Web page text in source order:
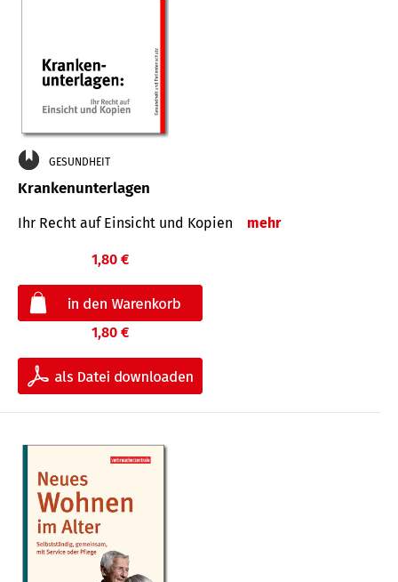
GESUNDHEIT
Krankenunterlagen
Ihr Recht auf Einsicht und Kopien mehr
1,80 €
1,80 €